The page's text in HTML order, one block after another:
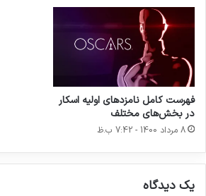
لورم ایپسوم متن ساختگی با
از صنعت چاپ و با استفاده از
چاپگرها و متون بلکه روزنامه
سطرآنچنان که لازم است و
تکنولوژی مورد نیاز و کاربردهای
ابزارهای کاربردی می باشد.
فهرست کامل نامزد‌های اولیه اسکار
در بخش‌های مختلف
8 مرداد 1400 - 7:42 ب.ظ
یک دیدگاه